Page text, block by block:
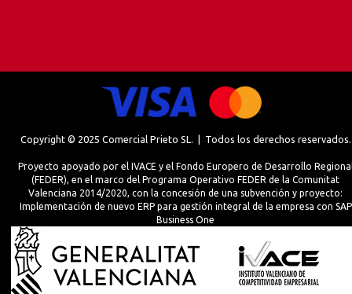
Copyright © 2025 Comercial Prieto SL. | Todos los derechos reservados.
Proyecto apoyado por el IVACE y el Fondo Europero de Desarrollo
(FEDER), en el marco del Programa Operativo FEDER de la Comunitat
Valenciana 2014/2020, con la concesión de una subvención y proyecto:
Implementación de nuevo ERP para gestión integral de la empresa con SAP
Business One